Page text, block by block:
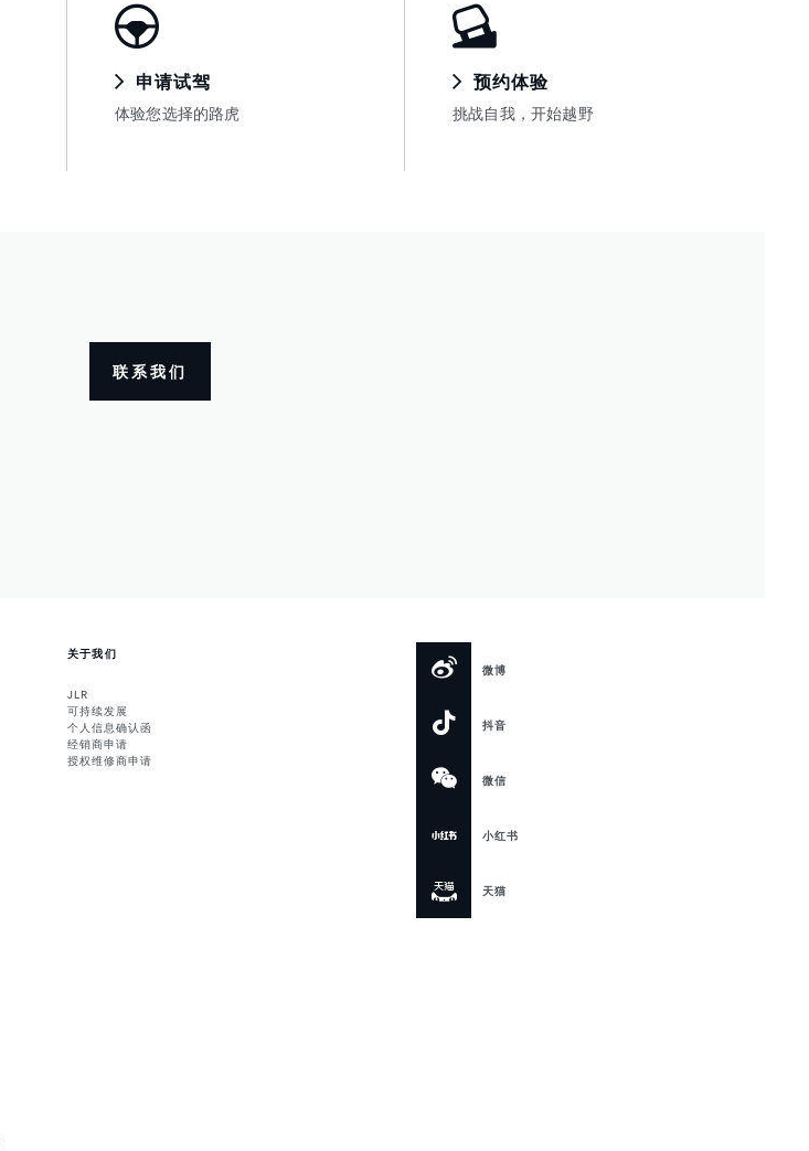
申请试驾
体验您选择的路虎
预约体验
挑战自我，开始越野
联系我们
关于我们
JLR
可持续发展
个人信息确认函
经销商申请
授权维修商申请
微博
抖音
微信
小红书
天猫